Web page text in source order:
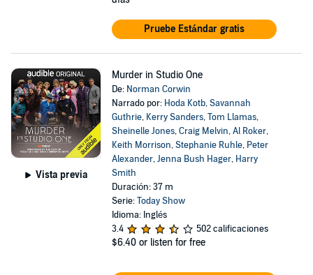
Pruebe Estándar gratis
Vista previa
Murder in Studio One
De: Norman Corwin
Narrado por: Hoda Kotb,Savannah
Guthrie, Kerry Sanders,Tom Llamas,
Sheinelle Jones,Craig Melvin,Al Roker,
Keith Morrison,Stephanie Ruhle, Peter
Alexander,Jenna Bush Hager, Harry
Smith
Duración: 37 m
Serie:Today Show
Idioma: Inglés
3.4
502 calificaciones
$6.40 or listen for free